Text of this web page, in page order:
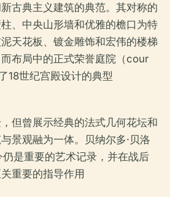
古典主义建筑的典范。其对称的
、中央山形墙和优雅的檐口为特
天花板、镀金雕饰和宏伟的楼梯
布局中的正式荣誉庭院（cour
18世纪宫殿设计的典型
但曾展示经典的法式几何花坛和
景观融为一体。贝纳尔多·贝洛
是重要的艺术记录，并在战后
重要的指导作用